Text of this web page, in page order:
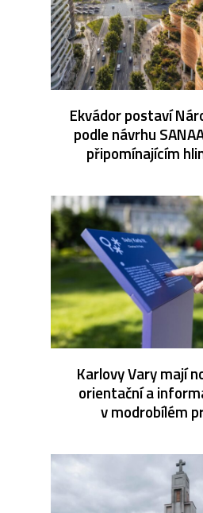
Ekvádor postaví
podle návrhu
připomínajícím
Karlovy Vary mají
orientační a
v modrobílém